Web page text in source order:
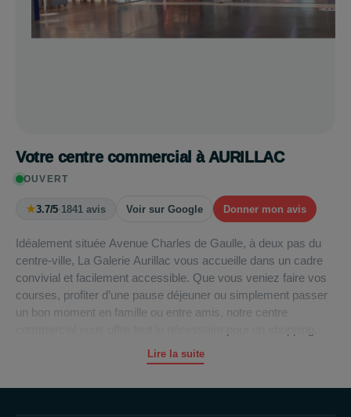
Votre centre commercial à AURILLAC
OUVERT
★3.7/5· 1841 avis Voir sur Google Donner mon avis
Idéalement située Avenue Charles de Gaulle, à deux pas du
centre-ville, La Galerie Aurillac vous accueille dans un cadre
convivial et facilement accessible. Que vous veniez faire vos
courses, profiter d’une pause déjeuner ou simplement passer
un bon moment en famille ou entre amis, notre centre
Lire la suite